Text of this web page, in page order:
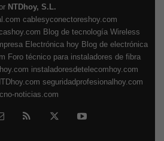
NTDhoy, S.L.
cablesyconectoreshoy.com
Blog de tecnología Wireless
Electrónica hoy Blog de electrónica
Foro técnico para instaladores de fibra
instaladoresdetelecomhoy.com
seguridadprofesionalhoy.com
noticias.com